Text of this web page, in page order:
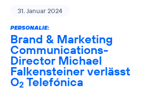
31. Januar 2024
PERSONALIE:
Brand & Marketing
Communications-
Director Michael
Falkensteiner verlässt
O2 Telefónica